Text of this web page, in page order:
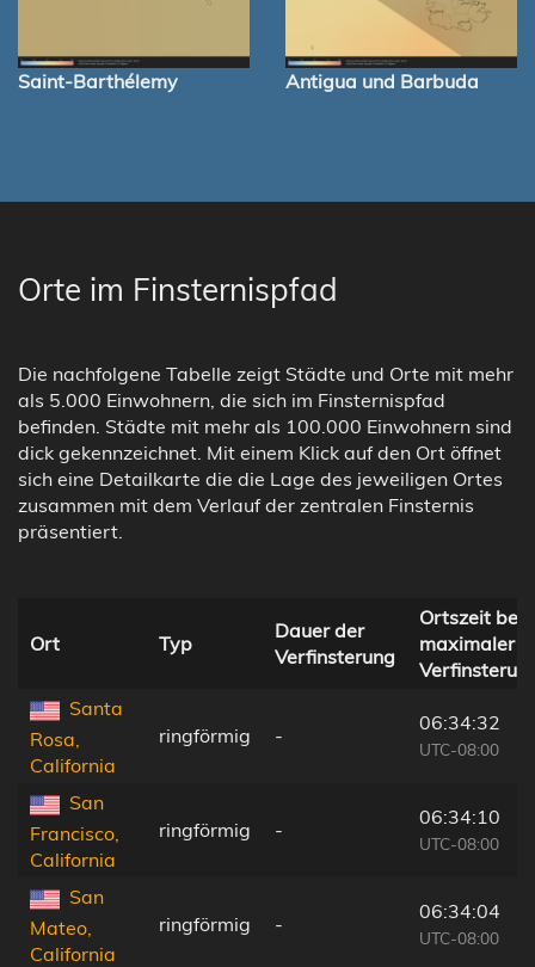
Saint-Barthélemy Antigua und Barbuda
Orte im Finsternispfad
Die nachfolgene Tabelle zeigt Städte und Orte mit mehr
als 5.000 Einwohnern, die sich im Finsternispfad
befinden. Städte mit mehr als 100.000 Einwohnern sind
dick gekennzeichnet. Mit einem Klick auf den Ort öffnet
sich eine Detailkarte die die Lage des jeweiligen Ortes
zusammen mit dem Verlauf der zentralen Finsternis
präsentiert.
Ort Typ
Dauer der
Verfinsterung
Ortszeit bei
maximaler
Santa
Rosa,
California
ringförmig -
06:34:32
UTC-08:00
San
Francisco,
California
ringförmig -
06:34:10
UTC-08:00
San
Mateo,
California
ringförmig -
06:34:04
UTC-08:00